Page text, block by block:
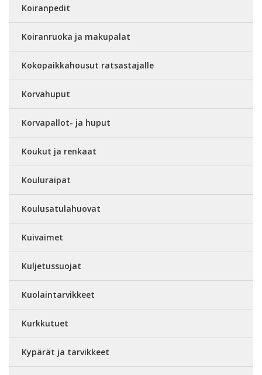
Koiranpedit
Koiranruoka ja makupalat
Kokopaikkahousut ratsastajalle
Korvahuput
Korvapallot- ja huput
Koukut ja renkaat
Kouluraipat
Koulusatulahuovat
Kuivaimet
Kuljetussuojat
Kuolaintarvikkeet
Kurkkutuet
Kypärät ja tarvikkeet